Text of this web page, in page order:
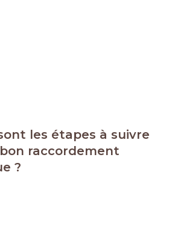
les étapes à suivre
raccordement
?